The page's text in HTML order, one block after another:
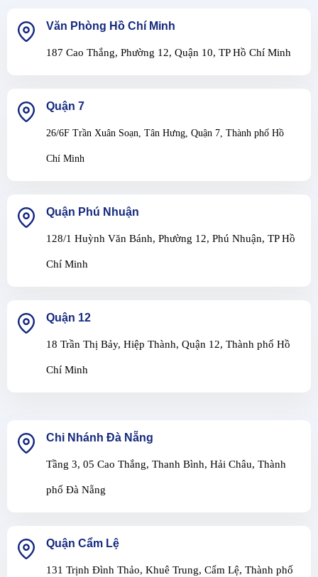
Văn Phòng Hồ Chí Minh
187 Cao Thắng, Phường 12, Quận 10, TP Hồ Chí Minh
Quận 7
26/6F Trần Xuân Soạn, Tân Hưng, Quận 7, Thành phố Hồ
Chí Minh
Quận Phú Nhuận
128/1 Huỳnh Văn Bánh, Phường 12, Phú Nhuận, TP Hồ
Chí Minh
Quận 12
18 Trần Thị Bảy, Hiệp Thành, Quận 12, Thành phố Hồ
Chí Minh
Chi Nhánh Đà Nẵng
Tầng 3, 05 Cao Thắng, Thanh Bình, Hải Châu, Thành
phố Đà Nẵng
Quận Cẩm Lệ
131 Trịnh Đình Thảo, Khuê Trung, Cẩm Lệ, Thành phố